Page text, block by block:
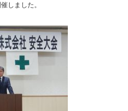
しました。